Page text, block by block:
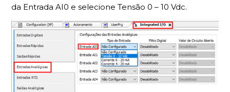
da Entrada AI0 e selecione Tensão 0 – 10 Vdc.